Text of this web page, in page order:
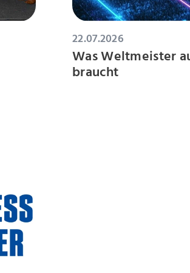
22.07.2026
Was Weltmeister
braucht